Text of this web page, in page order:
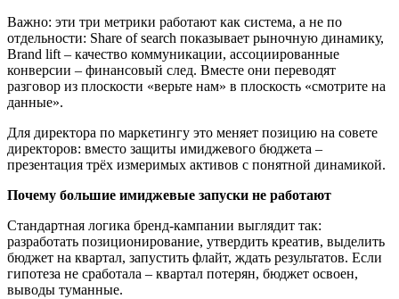
Важно: эти три метрики работают как система, а не по
отдельности: Share of search показывает рыночную динамику,
Brand lift – качество коммуникации, ассоциированные
конверсии – финансовый след. Вместе они переводят
разговор из плоскости «верьте нам» в плоскость «смотрите на
данные».
Для директора по маркетингу это меняет позицию на совете
директоров: вместо защиты имиджевого бюджета –
презентация трёх измеримых активов с понятной динамикой.
Почему большие имиджевые запуски не работают
Стандартная логика бренд-кампании выглядит так:
разработать позиционирование, утвердить креатив, выделить
бюджет на квартал, запустить флайт, ждать результатов. Если
гипотеза не сработала – квартал потерян, бюджет освоен,
выводы туманные.